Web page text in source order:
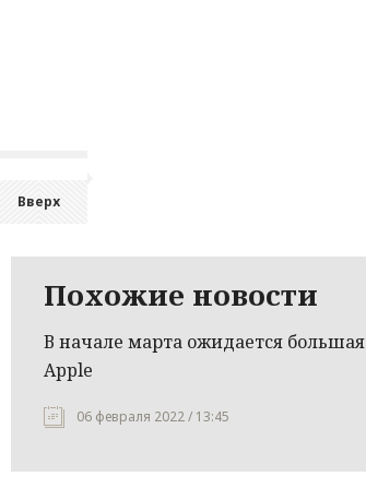
Вверх
Похожие новости
В начале марта ожидается
Apple
06 февраля 2022 / 13:45